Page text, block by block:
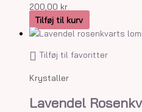
200,00 kr.
Tilføj til kurv
Tilføj til favoritter
Krystaller
Lavendel